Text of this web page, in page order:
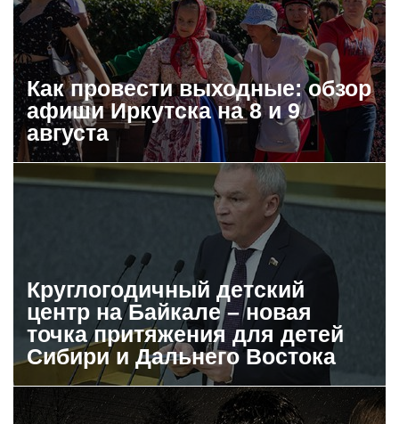
Как провести выходные: обзор
афиши Иркутска на 8 и 9
августа
Круглогодичный детский
центр на Байкале – новая
точка притяжения для детей
Сибири и Дальнего Востока